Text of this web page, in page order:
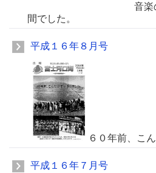
音楽の響きが
間でした。
平成１６年８月号
６０年前、こ
平成１６年７月号